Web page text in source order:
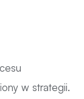
w strategii.